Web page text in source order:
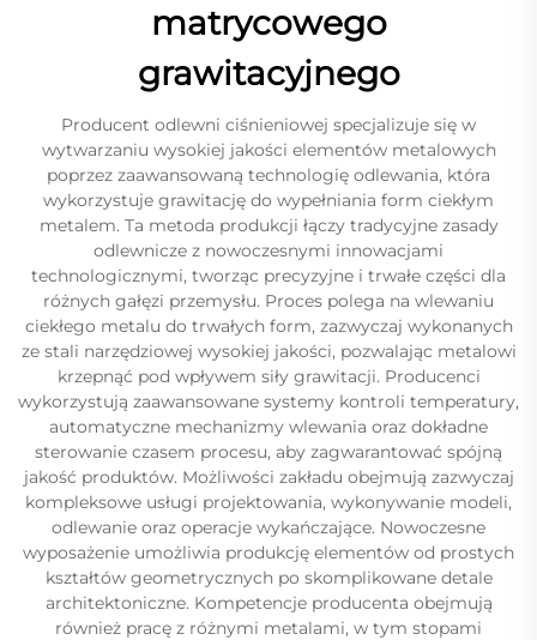
matrycowego
grawitacyjnego
Producent odlewni ciśnieniowej specjalizuje się w
wytwarzaniu wysokiej jakości elementów metalowych
poprzez zaawansowaną technologię odlewania, która
wykorzystuje grawitację do wypełniania form ciekłym
metalem. Ta metoda produkcji łączy tradycyjne zasady
odlewnicze z nowoczesnymi innowacjami
technologicznymi, tworząc precyzyjne i trwałe części dla
różnych gałęzi przemysłu. Proces polega na wlewaniu
ciekłego metalu do trwałych form, zazwyczaj wykonanych
ze stali narzędziowej wysokiej jakości, pozwalając metalowi
krzepnąć pod wpływem siły grawitacji. Producenci
wykorzystują zaawansowane systemy kontroli temperatury,
automatyczne mechanizmy wlewania oraz dokładne
sterowanie czasem procesu, aby zagwarantować spójną
jakość produktów. Możliwości zakładu obejmują zazwyczaj
kompleksowe usługi projektowania, wykonywanie modeli,
odlewanie oraz operacje wykańczające. Nowoczesne
wyposażenie umożliwia produkcję elementów od prostych
kształtów geometrycznych po skomplikowane detale
architektoniczne. Kompetencje producenta obejmują
również pracę z różnymi metalami, w tym stopami